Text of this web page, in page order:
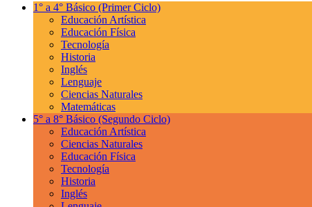
1° a 4° Básico (Primer Ciclo)
Educación Artística
Educación Física
Tecnología
Historia
Inglés
Lenguaje
Ciencias Naturales
Matemáticas
5° a 8° Básico (Segundo Ciclo)
Educación Artística
Ciencias Naturales
Educación Física
Tecnología
Historia
Inglés